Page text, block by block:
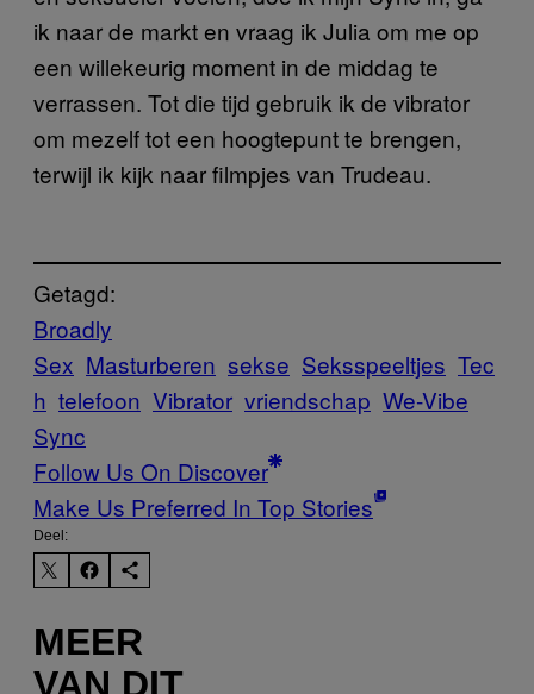
ik naar de markt en vraag ik Julia om me op
een willekeurig moment in de middag te
verrassen. Tot die tijd gebruik ik de vibrator
om mezelf tot een hoogtepunt te brengen,
terwijl ik kijk naar filmpjes van Trudeau.
Getagd:
Broadly
Sex Masturberen sekse Seksspeeltjes Tec
h telefoon Vibrator vriendschap We-Vibe
Sync
Follow Us On Discover
Make Us Preferred In Top Stories
Deel:
MEER
VAN DIT